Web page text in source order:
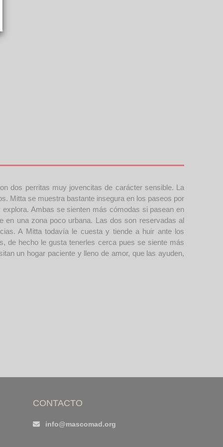
dos perritas muy jovencitas de carácter sensible. La
Mitta se muestra bastante insegura en los paseos por
Ambas se sienten más cómodas si pasean en
en una zona poco urbana. Las dos son reservadas al
A Mitta todavía le cuesta y tiende a huir ante los
de hecho le gusta tenerles cerca pues se siente más
un hogar paciente y lleno de amor, que las ayuden,
CONTACTO
info@mascomad.org